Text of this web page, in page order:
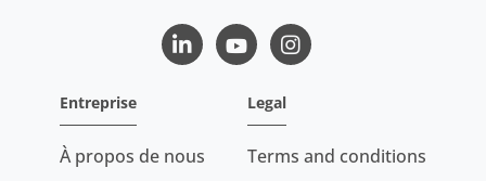
LinkedInYoutubeInstagram
Entreprise
À propos de nous
Legal
Terms and conditions